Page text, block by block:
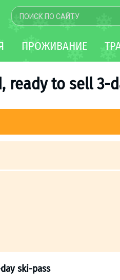
ПРОЖИВАНИЕ
ready to sell 3-
ТРАНСФЕР